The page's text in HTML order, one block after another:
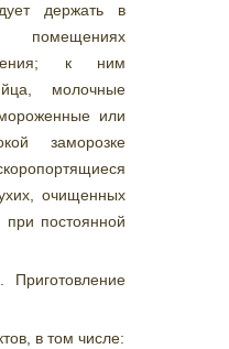
держать в
к ним
молочные
или
заморозке
очищенных
постоянной
Приготовление
в том числе: